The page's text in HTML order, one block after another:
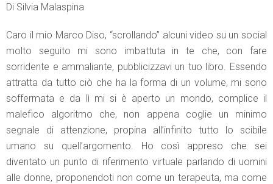
Di Silvia Malaspina
Caro il mio Marco Diso, “scrollando” alcuni video su un social
molto seguito mi sono imbattuta in te che, con fare
sorridente e ammaliante, pubblicizzavi un tuo libro. Essendo
attratta da tutto ciò che ha la forma di un volume, mi sono
soffermata e da lì mi si è aperto un mondo, complice il
malefico algoritmo che, non appena coglie un minimo
segnale di attenzione, propina all’infinito tutto lo scibile
umano su quell’argomento. Ho così appreso che sei
diventato un punto di riferimento virtuale parlando di uomini
alle donne, proponendoti non come un terapeuta, ma come